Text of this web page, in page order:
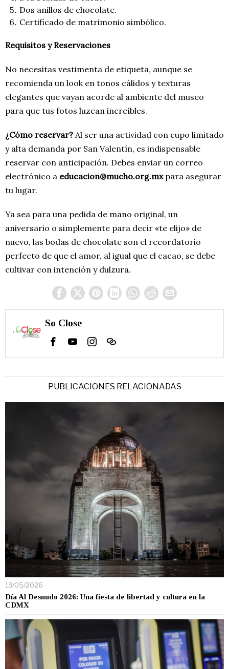
Dos anillos de chocolate.
Certificado de matrimonio simbólico.
Requisitos y Reservaciones
No necesitas vestimenta de etiqueta, aunque se
recomienda un look en tonos cálidos y texturas
elegantes que vayan acorde al ambiente del museo
para que tus fotos luzcan increíbles.
¿Cómo reservar? Al ser una actividad con cupo limitado
y alta demanda por San Valentín, es indispensable
reservar con anticipación. Debes enviar un correo
electrónico a educacion@mucho.org.mxpara asegurar
tu lugar.
Ya sea para una pedida de mano original, un
aniversario o simplemente para decir «te elijo» de
nuevo, las bodas de chocolate son el recordatorio
perfecto de que el amor, al igual que el cacao, se debe
cultivar con intención y dulzura.
So Close
PUBLICACIONES RELACIONADAS
13/05/2026
Día Al Desnudo 2026: Una fiesta de libertad y cultura en la
CDMX